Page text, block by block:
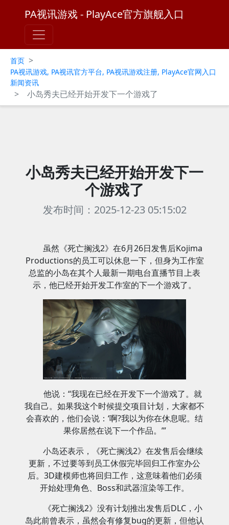
PA视讯游戏 - PlayAce官方旗舰入口
首页 >
PA视讯游戏, PA视讯官方平台, PA视讯游戏注册, PlayAce官网入口
新闻资讯
> 小岛秀夫已经开始开发下一个游戏了
小岛秀夫已经开始开发下一
个游戏了
发布时间：2025-12-23 05:15:02
虽然《死亡搁浅2》在6月26日发售后Kojima
Productions的员工可以休息一下，但身为工作室
总监的小岛在其个人最新一期电台直播节目上表
示，他已经开始开发工作室的下一个游戏了。
他说：“我现在已经在开发下一个游戏了。就
我自己。如果我这个时候提交项目计划，大家都不
会喜欢的，他们会说：‘啊?我以为你在休息呢。结
果你居然在说下一个作品。’”
小岛还表示，《死亡搁浅2》在发售后会继续
更新，不过要等到员工休假完毕回归工作室办公
后。3D建模师也将回归工作，这意味着他们必须
开始处理角色、Boss和武器渲染等工作。
《死亡搁浅2》没有计划推出发售后DLC，小
岛此前曾表示，虽然会有修复bug的更新，但他认